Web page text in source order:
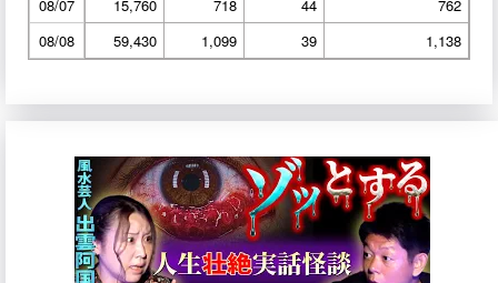
08/07
15,760 718 44
762
08/08
59,430 1,099 39 1,138